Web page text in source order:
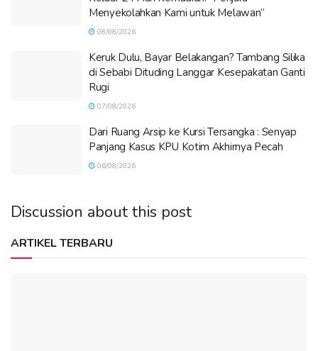
Menyekolahkan Kami untuk Melawan”
08/08/2026
Keruk Dulu, Bayar Belakangan? Tambang Silika
di Sebabi Dituding Langgar Kesepakatan Ganti
Rugi
07/08/2026
Dari Ruang Arsip ke Kursi Tersangka : Senyap
Panjang Kasus KPU Kotim Akhirnya Pecah
06/08/2026
Discussion about this post
ARTIKEL TERBARU